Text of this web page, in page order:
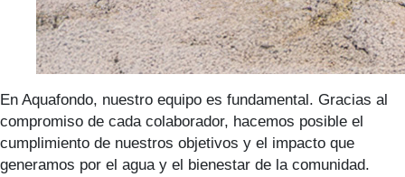
En Aquafondo, nuestro equipo es fundamental. Gracias al
compromiso de cada colaborador, hacemos posible el
cumplimiento de nuestros objetivos y el impacto que
generamos por el agua y el bienestar de la comunidad.